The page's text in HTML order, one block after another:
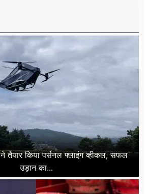
तैयार किया पर्सनल फ्लाइंग व्हीकल, सफल
उड़ान का...